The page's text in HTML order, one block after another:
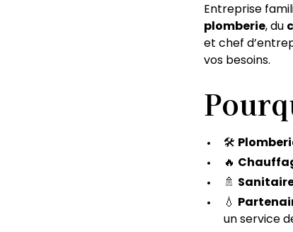
Entreprise
plomberie, du
et chef
vos besoins.
🛠️
🔥
🚿
💧
un service